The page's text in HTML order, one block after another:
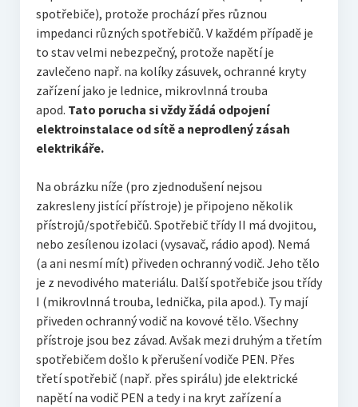
spotřebiče), protože prochází přes různou
impedanci různých spotřebičů. V každém případě je
to stav velmi nebezpečný, protože napětí je
zavlečeno např. na kolíky zásuvek, ochranné kryty
zařízení jako je lednice, mikrovlnná trouba
apod. Tato porucha si vždy žádá odpojení
elektroinstalace od sítě a neprodlený zásah
elektrikáře.
Na obrázku níže (pro zjednodušení nejsou
zakresleny jistící přístroje) je připojeno několik
přístrojů/spotřebičů. Spotřebič třídy II má dvojitou,
nebo zesílenou izolaci (vysavač, rádio apod). Nemá
(a ani nesmí mít) přiveden ochranný vodič. Jeho tělo
je z nevodivého materiálu. Další spotřebiče jsou třídy
I (mikrovlnná trouba, lednička, pila apod.). Ty mají
přiveden ochranný vodič na kovové tělo. Všechny
přístroje jsou bez závad. Avšak mezi druhým a třetím
spotřebičem došlo k přerušení vodiče PEN. Přes
třetí spotřebič (např. přes spirálu) jde elektrické
napětí na vodič PEN a tedy i na kryt zařízení a